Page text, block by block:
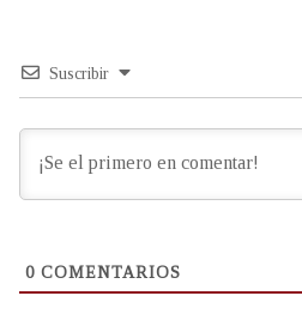
Suscribir
0 COMENTARIOS